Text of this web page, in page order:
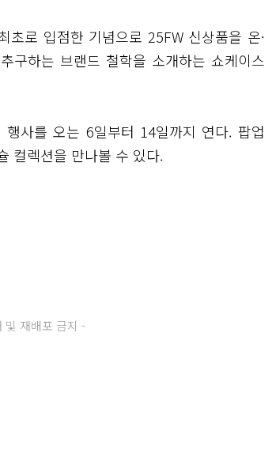
초로 입점한 기념으로 25FW 신상품을 온·
구하는 브랜드 철학을 소개하는 쇼케이스
사를 오는 6일부터 14일까지 연다. 팝업
컬렉션을 만나볼 수 있다.
재배포 금지 -